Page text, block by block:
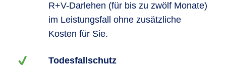
R+V-Darlehen (für bis zu zwölf Monate)
im Leistungsfall ohne zusätzliche
Kosten für Sie.
Todesfallschutz